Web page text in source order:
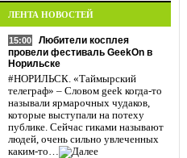
ЛЕНТА НОВОСТЕЙ
15:00
Любители косплея
провели фестиваль GeekOn в
Норильске
#НОРИЛЬСК. «Таймырский
телеграф» – Словом geek когда-то
называли ярмарочных чудаков,
которые выступали на потеху
публике. Сейчас гиками называют
людей, очень сильно увлеченных
каким-то…